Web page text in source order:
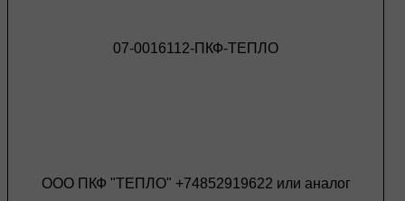
07-0016112-ПКФ-ТЕПЛО
ООО ПКФ "ТЕПЛО" +74852919622 или аналог